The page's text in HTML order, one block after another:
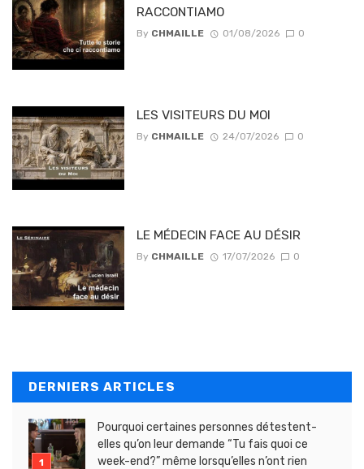
RACCONTIAMO
By CHMAILLE 01/08/2026 0
LES VISITEURS DU MOI
By CHMAILLE 24/07/2026 0
LE MÉDECIN FACE AU DÉSIR
By CHMAILLE 17/07/2026 0
DERNIERS ARTICLES
Pourquoi certaines personnes détestent-
elles qu’on leur demande “Tu fais quoi ce
week-end?” même lorsqu’elles n’ont rien